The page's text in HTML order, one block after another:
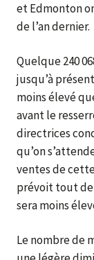
et Edmonton
de l’an dernier.
Quelque 240
jusqu’à
moins élevé
avant le
directrices
qu’on
ventes de
prévoit tout
sera moins
Le nombre de